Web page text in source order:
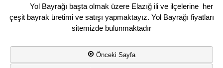
Yol Bayrağı başta olmak üzere Elazığ ili ve ilçelerine her
çeşit bayrak üretimi ve satışı yapmaktayız. Yol Bayrağı fiyatları
sitemizde bulunmaktadır
Önceki Sayfa